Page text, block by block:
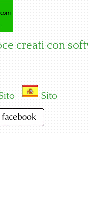
creati con
Sito